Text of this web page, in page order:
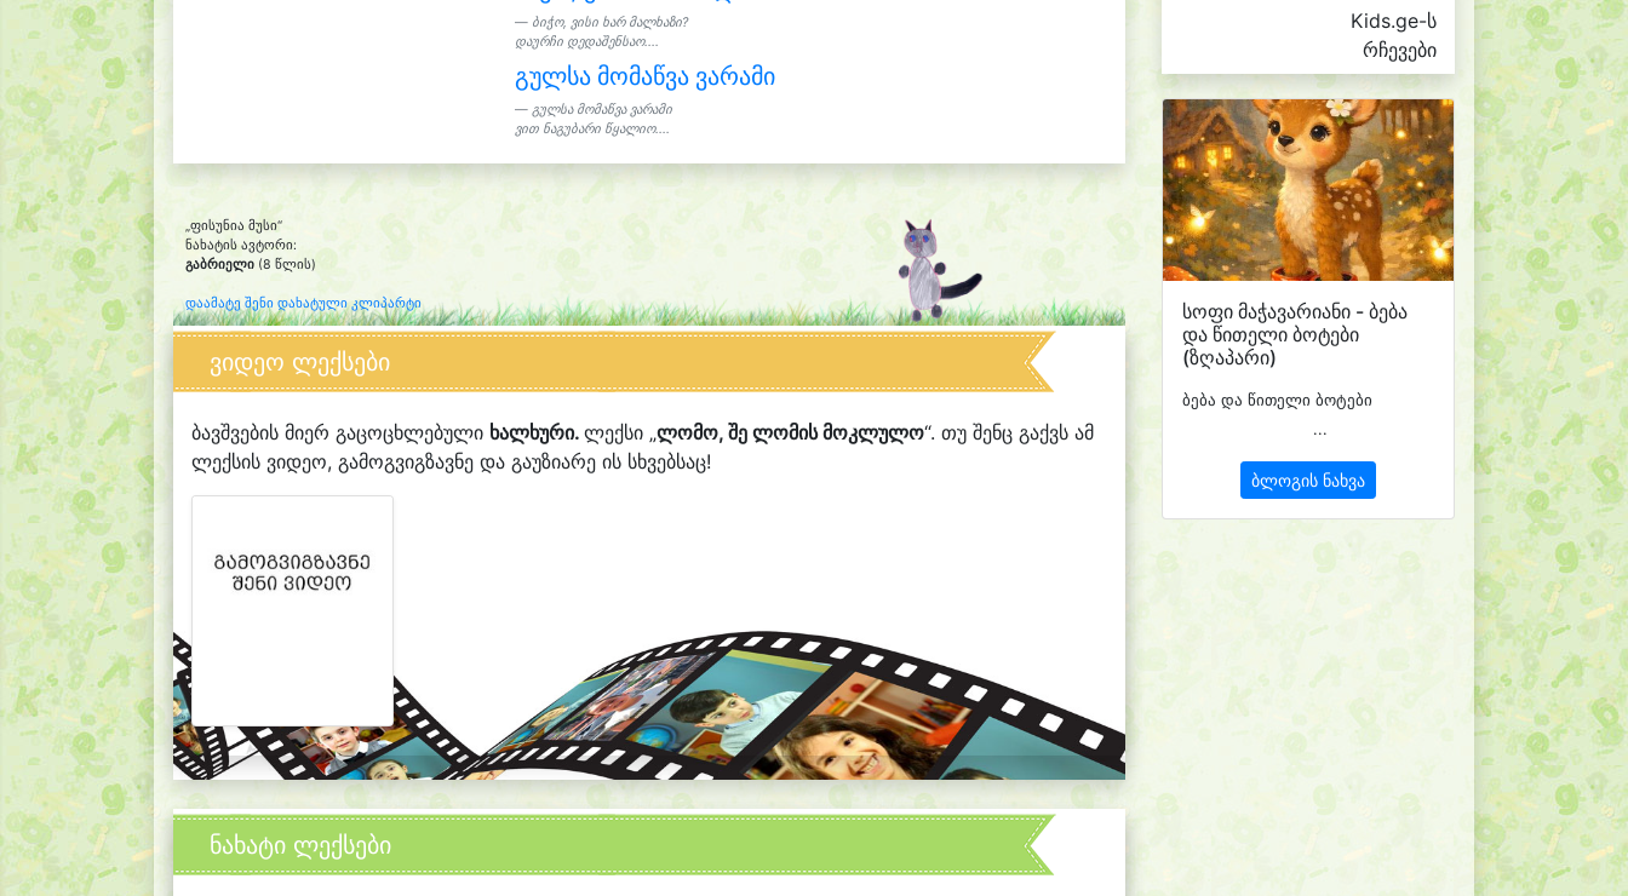
ბიჭო, ვისი ხარ მალხაზი?
დაურჩი დედაშენსაო....
გულსა მომაწვა ვარამი
გულსა მომაწვა ვარამი
ვით ნაგუბარი წყალიო....
„ფისუნია მუსი“
ნახატის ავტორი:
გაბრიელი (8 წლის)
დაამატე შენი დახატული კლიპარტი
ვიდეო ლექსები
ბავშვების მიერ გაცოცხლებული ხალხური. ლექსი „ლომო, შე ლომის მოკლულო“. თუ შენც გაქვს ამ
ლექსის ვიდეო, გამოგვიგზავნე და გაუზიარე ის სხვებსაც!
ნახატი ლექსები
Kids.ge-ს
რჩევები
სოფი მაჭავარიანი - ბება
და წითელი ბოტები
(ზღაპარი)
ბება და წითელი ბოტები
...
ბლოგის ნახვა